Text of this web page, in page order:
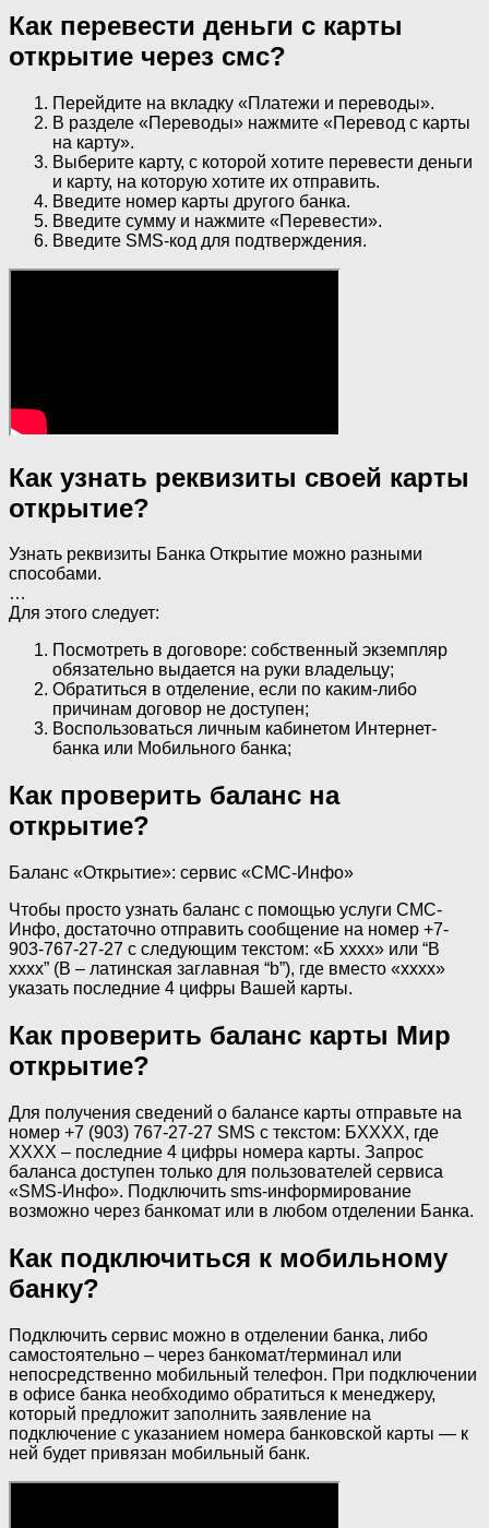
Как перевести деньги с карты
открытие через смс?
Перейдите на вкладку «Платежи и переводы».
В разделе «Переводы» нажмите «Перевод с карты
на карту».
Выберите карту, с которой хотите перевести деньги
и карту, на которую хотите их отправить.
Введите номер карты другого банка.
Введите сумму и нажмите «Перевести».
Введите SMS-код для подтверждения.
Как узнать реквизиты своей карты
открытие?
Узнать реквизиты Банка Открытие можно разными
способами.
…
Для этого следует:
Посмотреть в договоре: собственный экземпляр
обязательно выдается на руки владельцу;
Обратиться в отделение, если по каким-либо
причинам договор не доступен;
Воспользоваться личным кабинетом Интернет-
банка или Мобильного банка;
Как проверить баланс на
открытие?
Баланс «Открытие»: сервис «СМС-Инфо»
Чтобы просто узнать баланс с помощью услуги СМС-
Инфо, достаточно отправить сообщение на номер +7-
903-767-27-27 с следующим текстом: «Б хххх» или “B
xxxx” (B – латинская заглавная “b”), где вместо «хххх»
указать последние 4 цифры Вашей карты.
Как проверить баланс карты Мир
открытие?
Для получения сведений о балансе карты отправьте на
номер +7 (903) 767-27-27 SMS с текстом: БXXXX, где
XXXX – последние 4 цифры номера карты. Запрос
баланса доступен только для пользователей сервиса
«SMS-Инфо». Подключить sms-информирование
возможно через банкомат или в любом отделении Банка.
Как подключиться к мобильному
банку?
Подключить сервис можно в отделении банка, либо
самостоятельно – через банкомат/терминал или
непосредственно мобильный телефон. При подключении
в офисе банка необходимо обратиться к менеджеру,
который предложит заполнить заявление на
подключение с указанием номера банковской карты — к
ней будет привязан мобильный банк.